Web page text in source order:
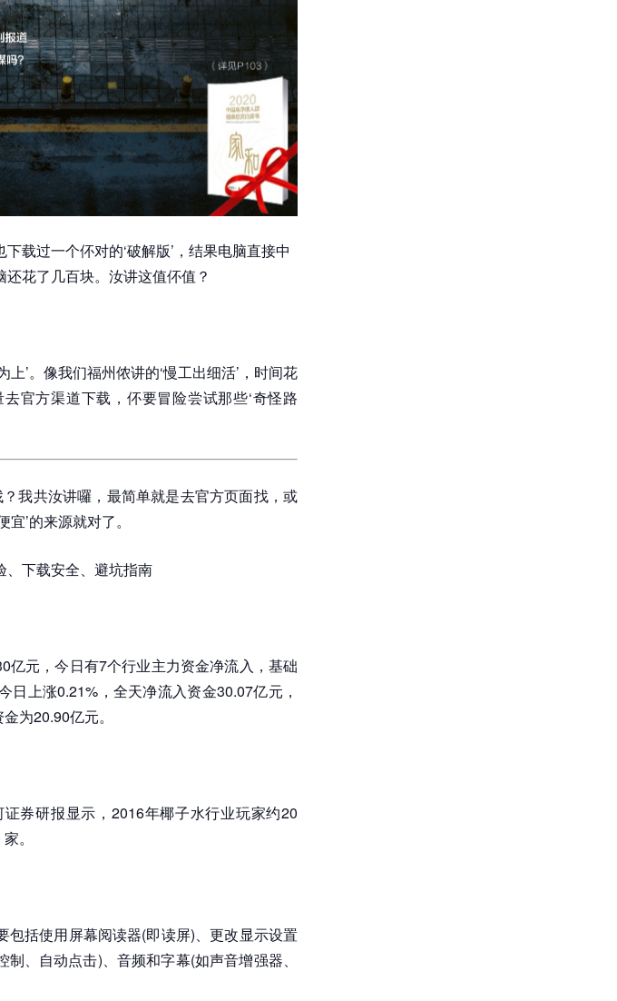
载过一个伓对的‘破解版’，结果电脑直接中
花了几百块。汝讲这值伓值？
’。像我们福州侬讲的‘慢工出细活’，时间花
官方渠道下载，伓要冒险尝试那些‘奇怪路
我共汝讲囉，最简单就是去官方页面找，或
’的来源就对了。
、下载安全、避坑指南
亿元，今日有7个行业主力资金净流入，基础
上涨0.21%，全天净流入资金30.07亿元，
为20.90亿元。
券研报显示，2016年椰子水行业玩家约20
。
括使用屏幕阅读器(即读屏)、更改显示设置
、自动点击)、音频和字幕(如声音增强器、